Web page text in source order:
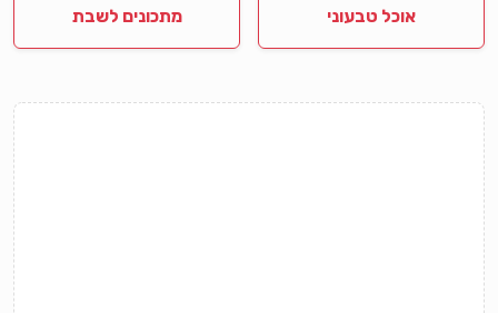
אוכל טבעוני מתכונים לשבת